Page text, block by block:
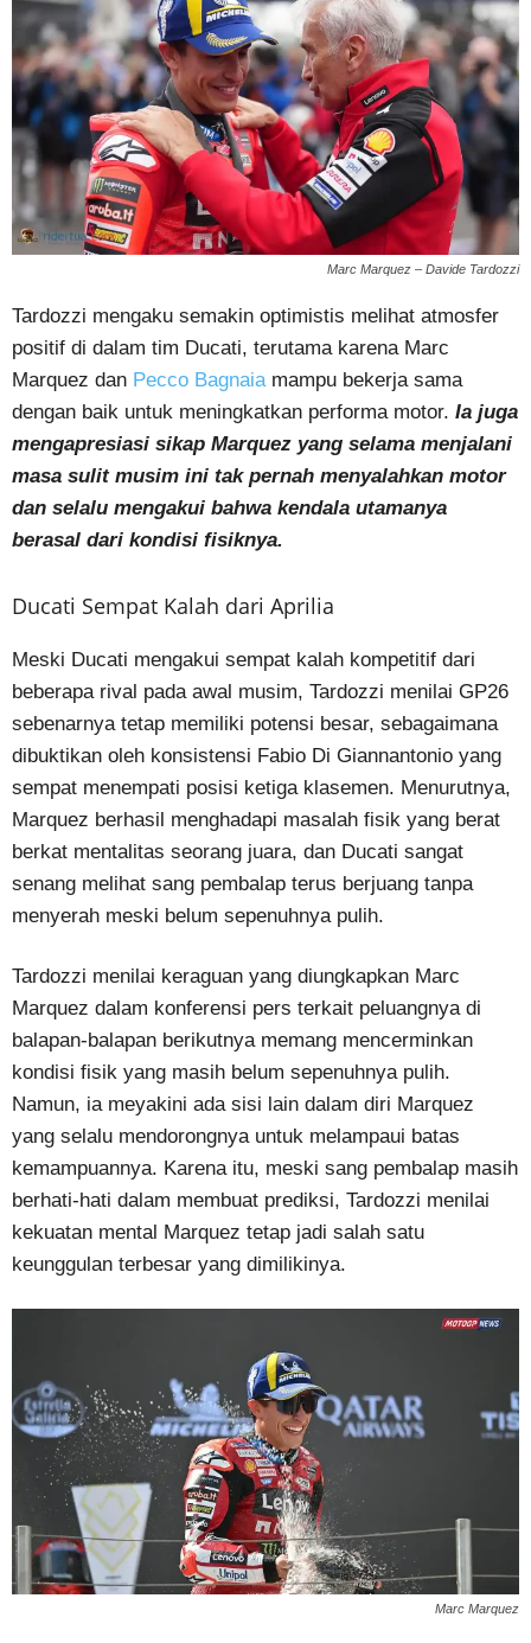
Marc Marquez – Davide Tardozzi
Tardozzi mengaku semakin optimistis melihat atmosfer
positif di dalam tim Ducati, terutama karena Marc
Marquez dan Pecco Bagnaiamampu bekerja sama
dengan baik untuk meningkatkan performa motor. Ia juga
mengapresiasi sikap Marquez yang selama menjalani
masa sulit musim ini tak pernah menyalahkan motor
dan selalu mengakui bahwa kendala utamanya
berasal dari kondisi fisiknya.
Ducati Sempat Kalah dari Aprilia
Meski Ducati mengakui sempat kalah kompetitif dari
beberapa rival pada awal musim, Tardozzi menilai GP26
sebenarnya tetap memiliki potensi besar, sebagaimana
dibuktikan oleh konsistensi Fabio Di Giannantonio yang
sempat menempati posisi ketiga klasemen. Menurutnya,
Marquez berhasil menghadapi masalah fisik yang berat
berkat mentalitas seorang juara, dan Ducati sangat
senang melihat sang pembalap terus berjuang tanpa
menyerah meski belum sepenuhnya pulih.
Tardozzi menilai keraguan yang diungkapkan Marc
Marquez dalam konferensi pers terkait peluangnya di
balapan-balapan berikutnya memang mencerminkan
kondisi fisik yang masih belum sepenuhnya pulih.
Namun, ia meyakini ada sisi lain dalam diri Marquez
yang selalu mendorongnya untuk melampaui batas
kemampuannya. Karena itu, meski sang pembalap masih
berhati-hati dalam membuat prediksi, Tardozzi menilai
kekuatan mental Marquez tetap jadi salah satu
keunggulan terbesar yang dimilikinya.
Marc Marquez